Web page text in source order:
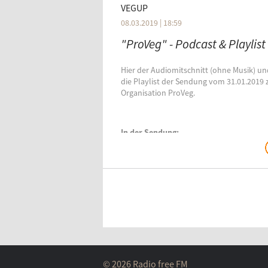
VEGUP
08.03.2019 | 18:59
"ProVeg" - Podcast & Playlist
Hier der Audiomitschnitt (ohne Musik)
die Playlist der Sendung vom 31.01.2019
Organisation ProVeg.
In der Sendung:
über die Organisation
© 2026 Radio free FM